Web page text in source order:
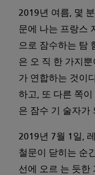
2019년 여름, 몇
문에 나는 프랑스
으로 잠수하는 탐
은 오 직 한 가지
가 연합하는 것이
하고, 또 다른 쪽
은 잠수 기 술자가
2019년 7월 1일,
철문이 닫히는 순
선에 오르 는 듯한